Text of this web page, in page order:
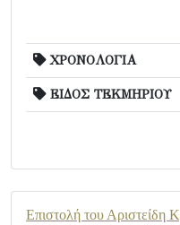
ΧΡΟΝΟΛΟΓΙΑ
ΕΙΔΟΣ ΤΕΚΜΗΡΙΟΥ
Επιστολή του Αριστείδη